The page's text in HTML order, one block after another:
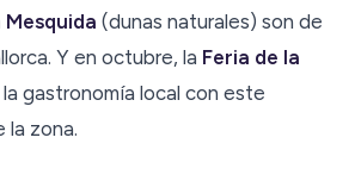
Mesquida (dunas naturales) son de
Y en octubre, la Feria de la
gastronomía local con este
zona.